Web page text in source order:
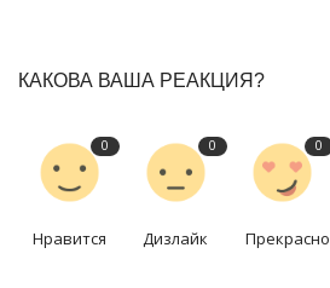
КАКОВА ВАША РЕАКЦИЯ?
0
Нравится
0
Дизлайк
0
Прекрасно